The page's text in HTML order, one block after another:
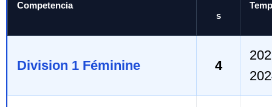
Competencia
s
Division 1 Féminine 4